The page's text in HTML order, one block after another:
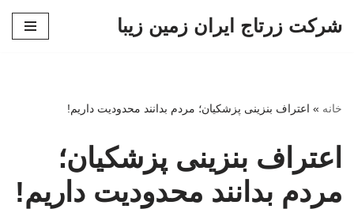
شرکت زرتاج ایران زمین زیبا
خانه » اعتراف بنزینی پزشکیان؛ مردم بدانند محدودیت داریم!
اعتراف بنزینی پزشکیان؛
مردم بدانند محدودیت داریم!